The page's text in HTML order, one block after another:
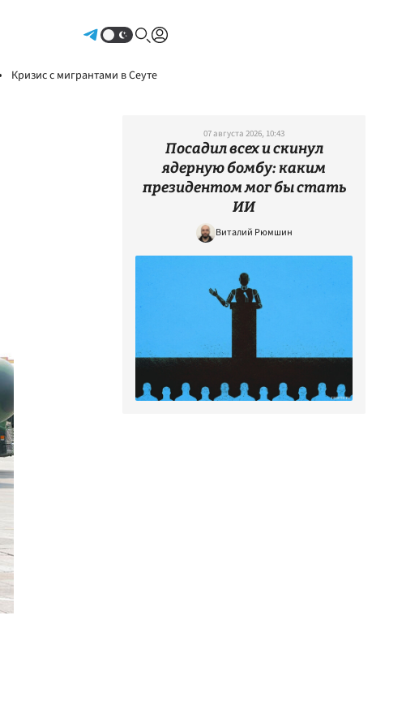
Кризис с мигрантами в Сеуте
07 августа 2026, 10:43
Посадил всех и скинул
ядерную бомбу: каким
президентом мог бы стать
ИИ
Виталий Рюмшин